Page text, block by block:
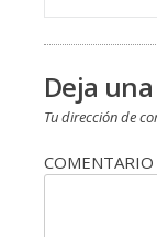
Deja
Tu dirección de
COMENTARIO